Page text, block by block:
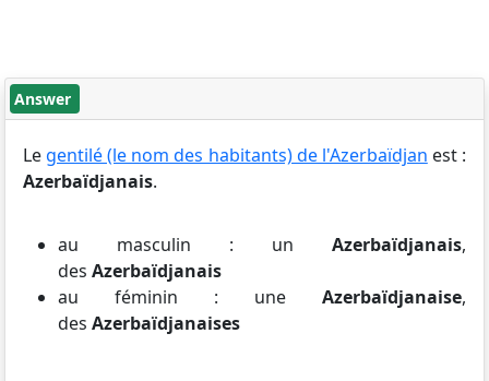
Answer
Le gentilé (le nom des habitants) de l'Azerbaïdjan est :
Azerbaïdjanais.
au masculin : un Azerbaïdjanais,
des Azerbaïdjanais
au féminin : une Azerbaïdjanaise,
des Azerbaïdjanaises